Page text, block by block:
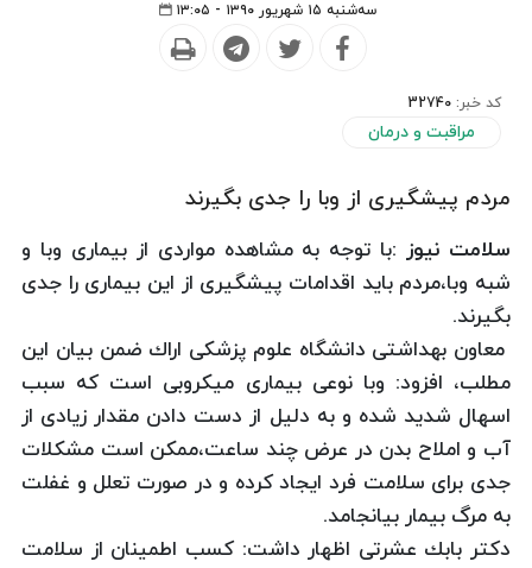
سه‌شنبه ۱۵ شهریور ۱۳۹۰ - ۱۳:۰۵
کد خبر: 32740
مراقبت و درمان
مردم پیشگیری از وبا را جدی بگیرند
سلامت نیوز :با توجه به مشاهده مواردی از بیماری وبا و
شبه وبا،مردم باید اقدامات پیشگیری از این بیماری را جدی
بگیرند.
معاون بهداشتی دانشگاه علوم پزشكی اراك ضمن بیان این
مطلب، افزود: وبا نوعی بیماری میكروبی است كه سبب
اسهال شدید شده و به دلیل از دست دادن مقدار زیادی از
آب و املاح بدن در عرض چند ساعت،ممكن است مشكلات
جدی برای سلامت فرد ایجاد كرده و در صورت تعلل و غفلت
به مرگ بیمار بیانجامد.
دكتر بابك عشرتی اظهار داشت: كسب اطمینان از سلامت